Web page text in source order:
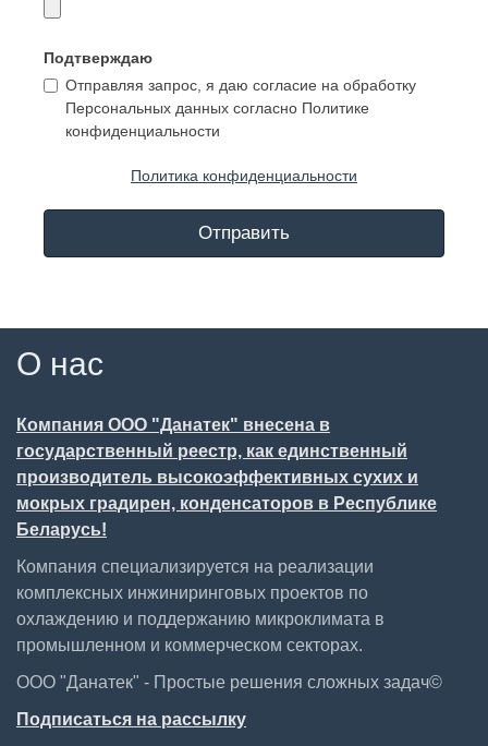
Подтверждаю
Отправляя запрос, я даю согласие на обработку
Персональных данных согласно Политике
конфиденциальности
Политика конфиденциальности
Отправить
О нас
Компания ООО "Данатек" внесена в
государственный реестр, как единственный
производитель высокоэффективных сухих и
мокрых градирен, конденсаторов в Республике
Беларусь!
Компания специализируется на реализации
комплексных инжиниринговых проектов по
охлаждению и поддержанию микроклимата в
промышленном и коммерческом секторах.
ООО "Данатек" - Простые решения сложных задач©
Подписаться на рассылку